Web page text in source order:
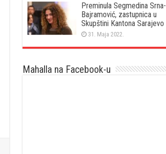
Preminula Segmedina Srna-
Bajramović, zastupnica u
Skupštini Kantona Sarajevo
31. Maja 2022.
Mahalla na Facebook-u